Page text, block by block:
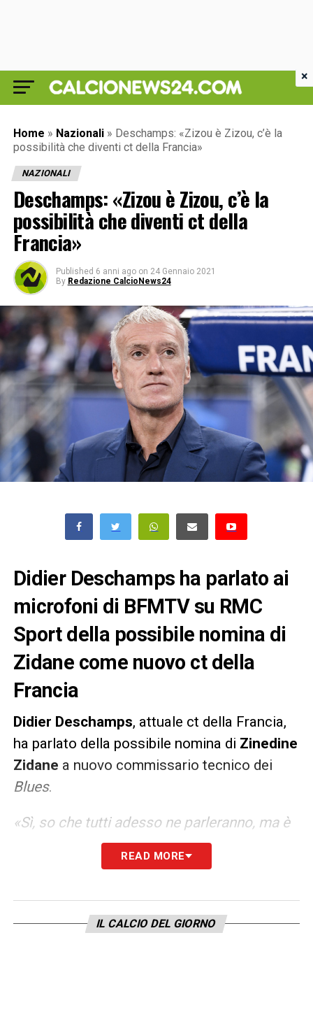
Home » Nazionali » Deschamps: «Zizou è Zizou, c’è la
possibilità che diventi ct della Francia»
NAZIONALI
Deschamps: «Zizou è Zizou, c’è la
possibilità che diventi ct della
Francia»
Published 6 anni ago on 24 Gennaio 2021
By Redazione CalcioNews24
Didier Deschamps ha parlato ai
microfoni di BFMTV su RMC
Sport della possibile nomina di
Zidane come nuovo ct della
Francia
Didier Deschamps, attuale ct della Francia,
ha parlato della possibile nomina di Zinedine
Zidane a nuovo commissario tecnico dei
Blues.
«Sì, so che tutti adesso ne parleranno, ma è
la verità. Dal momento in cui lui ha deciso di
fare l’allenatore, e da quando è diventato
che ora allenano. Di lui, forse, si parla di più
READ MORE
IL CALCIO DEL GIORNO
×